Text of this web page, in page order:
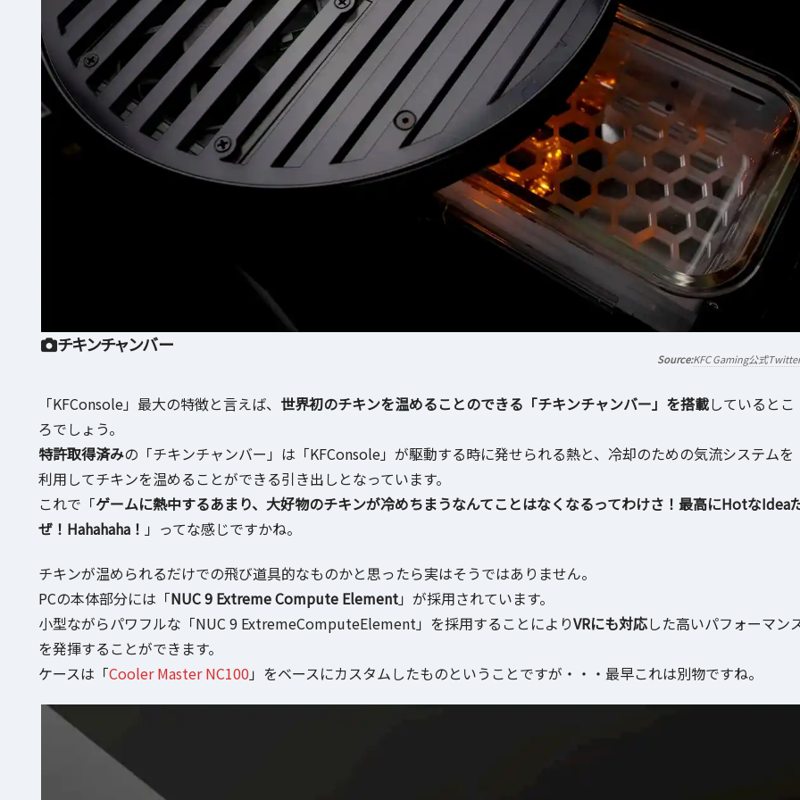
チキンチャンバー
KFC Gaming公式Twitter
「KFConsole」最大の特徴と言えば、 世界初のチキンを温めることのできる「チキンチャンバー」を搭載しているとこ
ろでしょう。
特許取得済みの「チキンチャンバー」は「KFConsole」が駆動する時に発せられる熱と、冷却のための気流システムを
利用してチキンを温めることができる引き出しとなっています。
これで「ゲームに熱中するあまり、大好物のチキンが冷めちまうなんてことはなくなるってわけさ！最高にHotなIdea
ぜ！Hahahaha！ 」ってな感じですかね。
チキンが温められるだけでの飛び道具的なものかと思ったら実はそうではありません。
PCの本体部分には「NUC 9 Extreme Compute Element」が採用されています。
小型ながらパワフルな「NUC 9 ExtremeComputeElement」を採用することによりVRにも対応した高いパフォーマン
を発揮することができます。
ケースは「Cooler Master NC100 」をベースにカスタムしたものということですが・・・最早これは別物ですね。